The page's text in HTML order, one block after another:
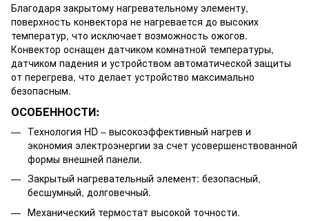
Благодаря закрытому нагревательному элементу,
поверхность конвектора не нагревается до высоких
температур, что исключает возможность ожогов.
Конвектор оснащен датчиком комнатной температуры,
датчиком падения и устройством автоматической защиты
от перегрева, что делает устройство максимально
безопасным.
ОСОБЕННОСТИ:
Технология HD – высокоэффективный нагрев и
экономия электроэнергии за счет усовершенствованной
формы внешней панели.
Закрытый нагревательный элемент: безопасный,
бесшумный, долговечный.
Механический термостат высокой точности.